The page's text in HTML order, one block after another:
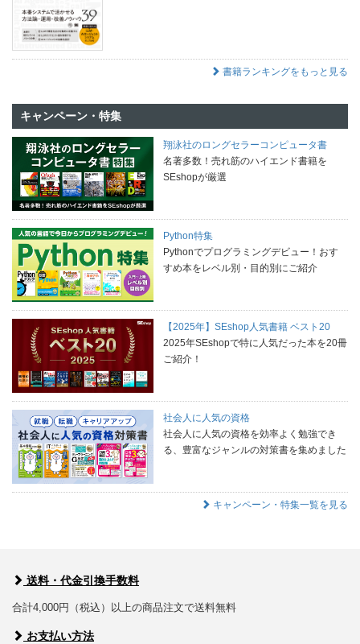
書籍ランキングをもっと見る
キャンペーン・特集
翔泳社のロングセラーコンピュータ書
名著多数！売れ筋のハイエンド書籍を
SEshopが厳選
Python特集
Pythonでプログラミングデビュー！おす
すめ本をレベル別・目的別にご紹介
【2025年】SEshop人気書籍 ベスト20
2025年SEshopで特に人気だった本を20冊
ご紹介！
社会人に人気の資格
社会人に人気の資格を効率よく勉強でき
る、豊富なジャンルの対策書を集めました
キャンペーン・特集一覧を見る
送料・代金引換手数料
合計4,000円（税込）以上の商品注文で送料無料
お支払い方法